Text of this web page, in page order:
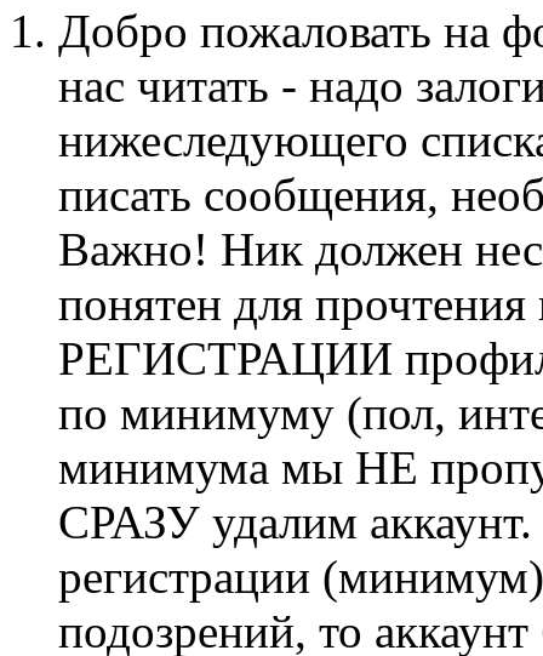
Добро пожаловать на
нас читать - надо
нижеследующего
писать сообщения,
Важно! Ник должен
понятен для
РЕГИСТРАЦИИ профиль
по минимуму (пол,
минимума мы НЕ
СРАЗУ удалим
регистрации
подозрений, то